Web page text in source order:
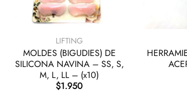
LIFTING
MOLDES (BIGUDIES) DE
SILICONA NAVINA – SS, S,
M, L, LL – (x10)
$1.950